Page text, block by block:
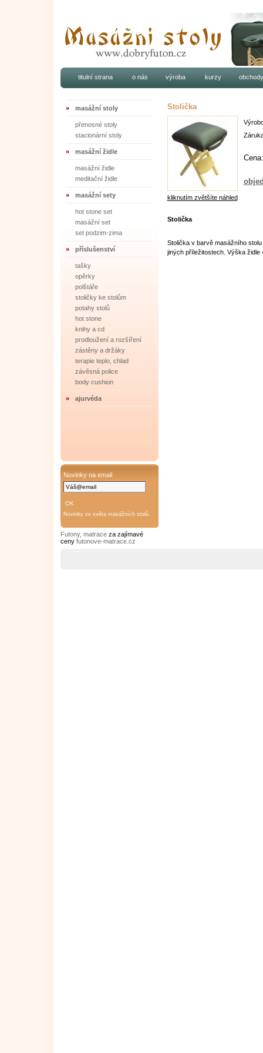
titulní strana o nás výroba kurzy obchody
masážní stoly
přenosné stoly
stacionární stoly
masážní židle
masážní židle
meditační židle
masážní sety
hot stone set
masážní set
set podzim-zima
příslušenství
tašky
opěrky
polštáře
stoličky ke stolům
potahy stolů
hot stone
knihy a cd
prodloužení a rozšíření
zástěny a držáky
terapie teplo, chlad
závěsná police
body cushion
ajurvéda
Novinky na email
Novinky ze světa masážních stolů.
Futony, matrace za zajímavé
ceny futonove-matrace.cz
Stolička
kliknutím zvětšíte náhled
Cena:
Stolička
Stolička v barvě masážního
jiných příležitostech. Výška